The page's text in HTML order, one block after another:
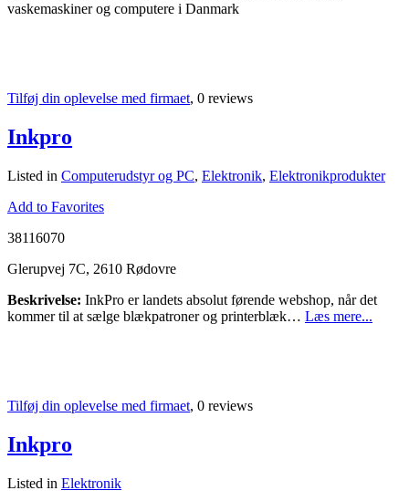
vaskemaskiner og computere i Danmark
Tilføj din oplevelse med firmaet, 0 reviews
Inkpro
Listed in Computerudstyr og PC, Elektronik, Elektronikprodukter
Add to Favorites
38116070
Glerupvej 7C, 2610 Rødovre
Beskrivelse: InkPro er landets absolut førende webshop, når det
kommer til at sælge blækpatroner og printerblæk… Læs mere...
Tilføj din oplevelse med firmaet, 0 reviews
Inkpro
Listed in Elektronik